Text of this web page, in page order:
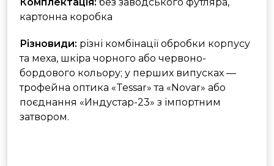
картонна коробка
Різновиди: різні комбінації обробки корпусу
та меха, шкіра чорного або червоно-
бордового кольору; у перших випусках —
трофейна оптика «Tessar» та «Novar» або
поєднання «Индустар-23» з імпортним
затвором.